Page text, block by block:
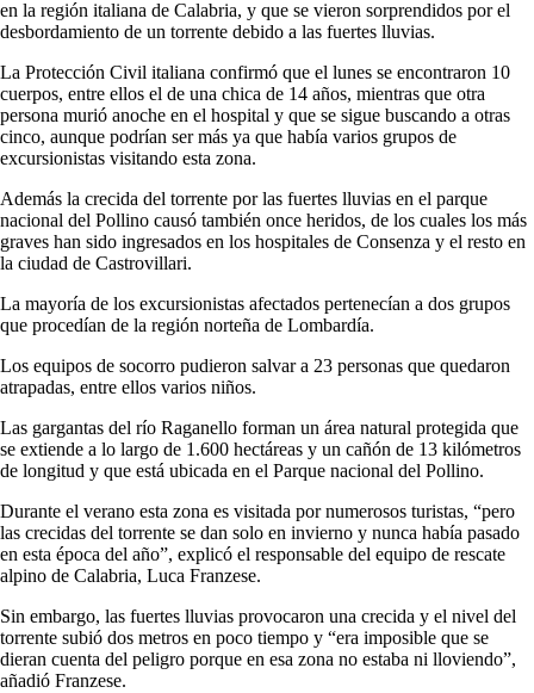
en la región italiana de Calabria, y que se vieron sorprendidos por el
desbordamiento de un torrente debido a las fuertes lluvias.
La Protección Civil italiana confirmó que el lunes se encontraron 10
cuerpos, entre ellos el de una chica de 14 años, mientras que otra
persona murió anoche en el hospital y que se sigue buscando a otras
cinco, aunque podrían ser más ya que había varios grupos de
excursionistas visitando esta zona.
Además la crecida del torrente por las fuertes lluvias en el parque
nacional del Pollino causó también once heridos, de los cuales los más
graves han sido ingresados en los hospitales de Consenza y el resto en
la ciudad de Castrovillari.
La mayoría de los excursionistas afectados pertenecían a dos grupos
que procedían de la región norteña de Lombardía.
Los equipos de socorro pudieron salvar a 23 personas que quedaron
atrapadas, entre ellos varios niños.
Las gargantas del río Raganello forman un área natural protegida que
se extiende a lo largo de 1.600 hectáreas y un cañón de 13 kilómetros
de longitud y que está ubicada en el Parque nacional del Pollino.
Durante el verano esta zona es visitada por numerosos turistas, “pero
las crecidas del torrente se dan solo en invierno y nunca había pasado
en esta época del año”, explicó el responsable del equipo de rescate
alpino de Calabria, Luca Franzese.
Sin embargo, las fuertes lluvias provocaron una crecida y el nivel del
torrente subió dos metros en poco tiempo y “era imposible que se
dieran cuenta del peligro porque en esa zona no estaba ni lloviendo”,
añadió Franzese.